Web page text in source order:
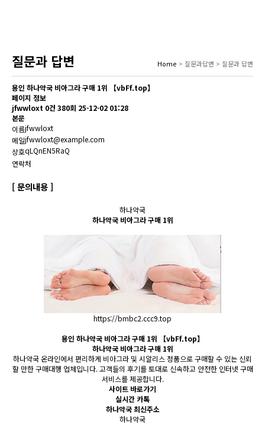
질문과 답변 Home > 질문과답변 > 질문과 답변
용인 하나약국 비아그라 구매 1위 【vbFf.top】
페이지 정보
jfwwloxt 0건 380회 25-12-02 01:28
본문
이름jfwwloxt
메일jfwwloxt@example.com
상호qLQnEN5RaQ
연락처
[ 문의내용 ]
하나약국
하나약국 비아그라 구매 1위
https://bmbc2.ccc9.top
용인 하나약국 비아그라 구매 1위 【vbFf.top】
하나약국 비아그라 구매 1위
하나약국 온라인에서 편리하게 비아그라 및 시알리스 정품으로 구매할 수 있는 신뢰
할 만한 구매대행 업체입니다. 고객들의 후기를 토대로 신속하고 안전한 인터넷 구매
서비스를 제공합니다.
사이트 바로가기
실시간 카톡
하나약국 최신주소
하나약국